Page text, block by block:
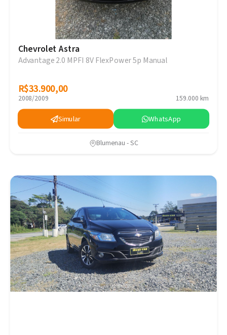
Chevrolet Astra
Advantage 2.0 MPFI 8V FlexPower 5p Manual
R$33.900,00
R$33.900,00
2008/2009 159.000 km
Simular WhatsApp
Blumenau - SC